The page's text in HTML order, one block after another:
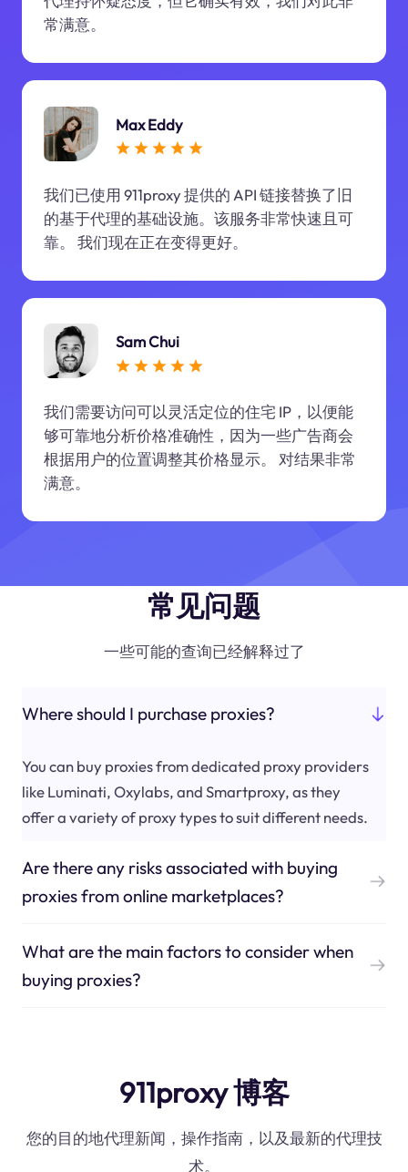
常满意。
Max Eddy
我们已使用 911proxy 提供的 API 链接替换了旧
的基于代理的基础设施。该服务非常快速且可
靠。 我们现在正在变得更好。
Sam Chui
我们需要访问可以灵活定位的住宅 IP，以便能
够可靠地分析价格准确性，因为一些广告商会
根据用户的位置调整其价格显示。 对结果非常
满意。
常见问题
一些可能的查询已经解释过了
Where should I purchase proxies?
You can buy proxies from dedicated proxy providers
like Luminati, Oxylabs, and Smartproxy, as they
offer a variety of proxy types to suit different needs.
Are there any risks associated with buying
proxies from online marketplaces?
What are the main factors to consider when
buying proxies?
911proxy 博客
您的目的地代理新闻，操作指南，以及最新的代理技
术。